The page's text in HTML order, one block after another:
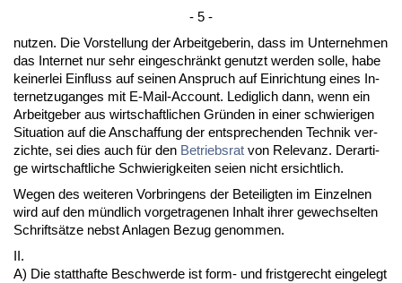
- 5 -
nut­zen. Die Vor­stel­lung der Ar­beit­ge­be­rin, dass im Un­ter­neh­men
das In­ter­net nur sehr ein­ge­schränkt ge­nutzt wer­den sol­le, ha­be
kei­ner­lei Ein­fluss auf sei­nen An­spruch auf Ein­rich­tung ei­nes In­
ter­net­zu­gan­ges mit E-Mail-Ac­count. Le­dig­lich dann, wenn ein
Ar­beit­ge­ber aus wirt­schaft­li­chen Gründen in ei­ner schwie­ri­gen
Si­tua­ti­on auf die An­schaf­fung der ent­spre­chen­den Tech­nik ver­
zich­te, sei dies auch für den Be­triebs­rat von Re­le­vanz. Der­ar­ti­
ge wirt­schaft­li­che Schwie­rig­kei­ten sei­en nicht er­sicht­lich.
We­gen des wei­te­ren Vor­brin­gens der Be­tei­lig­ten im Ein­zel­nen
wird auf den münd­lich vor­ge­tra­ge­nen In­halt ih­rer ge­wech­sel­ten
Schriftsätze nebst An­la­gen Be­zug ge­nom­men.
II.
A) Die statt­haf­te Be­schwer­de ist form- und frist­ge­recht ein­ge­legt